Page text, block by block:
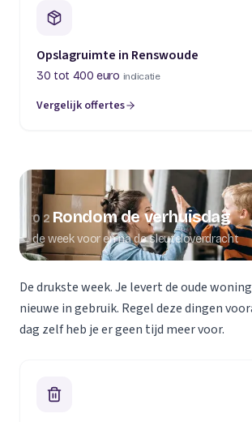
Opslagruimte in Renswoude
30 tot 400 euro indicatie
Vergelijk offertes
02 Rondom de verhuisdag
de week voor en na de sleuteloverdracht
De drukste week. Je levert de oude
nieuwe in gebruik. Regel deze dingen
dag zelf heb je er geen tijd meer voor.